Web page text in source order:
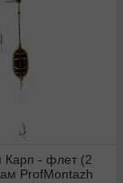
- флет (2
ProfMontazh